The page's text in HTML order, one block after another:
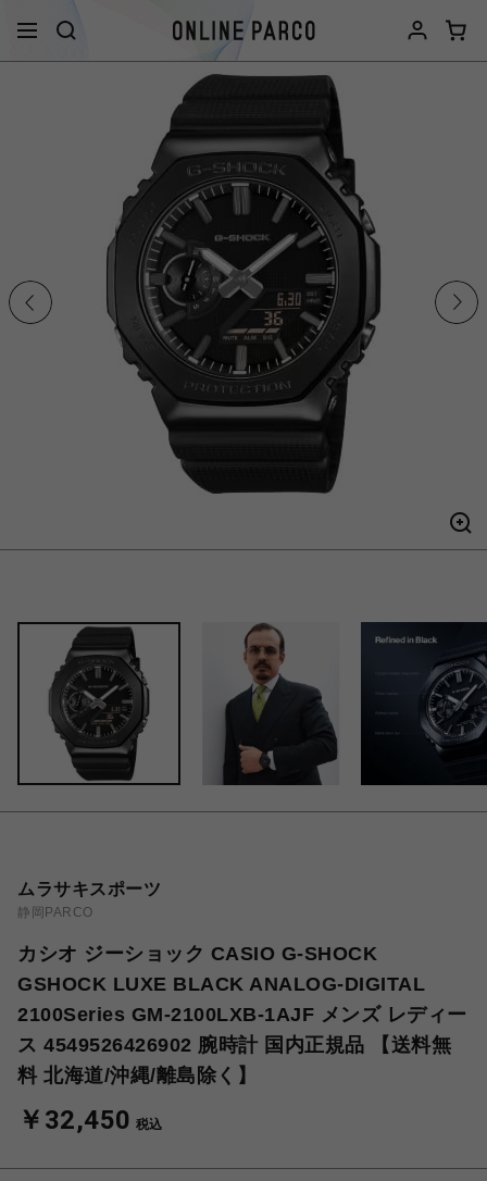
ムラサキスポーツ
静岡PARCO
カシオ ジーショック CASIO G-SHOCK
GSHOCK LUXE BLACK ANALOG-DIGITAL
2100Series GM-2100LXB-1AJF メンズ レディー
ス 4549526426902 腕時計 国内正規品 【送料無
料 北海道/沖縄/離島除く】
￥32,450 税込